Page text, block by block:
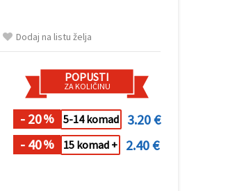
Dodaj na listu želja
POPUSTI
ZA KOLIČINU
- 20% 5-14 komad
3.20 €
- 40% 15 komad + 2.40 €